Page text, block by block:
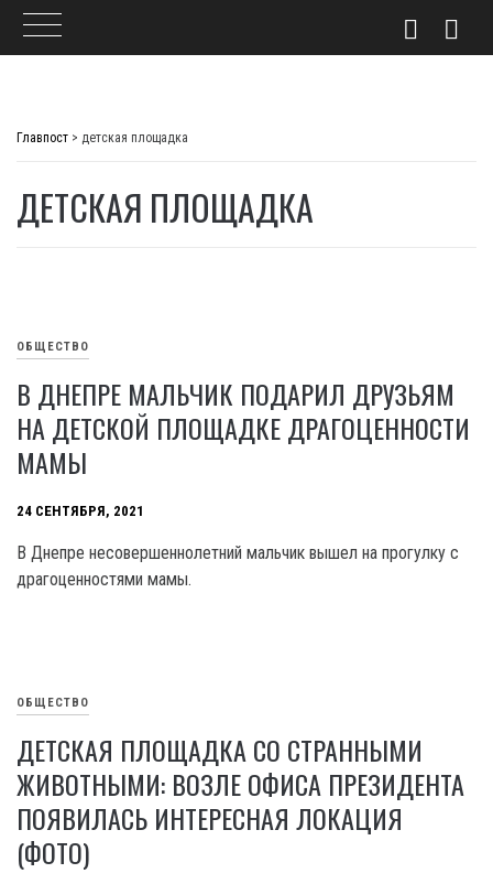
Главпост > детская площадка
ДЕТСКАЯ ПЛОЩАДКА
ОБЩЕСТВО
В ДНЕПРЕ МАЛЬЧИК ПОДАРИЛ ДРУЗЬЯМ
НА ДЕТСКОЙ ПЛОЩАДКЕ ДРАГОЦЕННОСТИ
МАМЫ
24 СЕНТЯБРЯ, 2021
В Днепре несовершеннолетний мальчик вышел на прогулку с
драгоценностями мамы.
ОБЩЕСТВО
ДЕТСКАЯ ПЛОЩАДКА СО СТРАННЫМИ
ЖИВОТНЫМИ: ВОЗЛЕ ОФИСА ПРЕЗИДЕНТА
ПОЯВИЛАСЬ ИНТЕРЕСНАЯ ЛОКАЦИЯ
(ФОТО)